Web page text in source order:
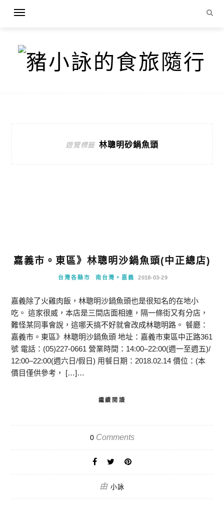
遊覽標籤 林聰明砂鍋魚頭
嘉義市。東區》林聰明沙鍋魚頭(中正總店)
台灣各縣市 南台灣。嘉義 2018-03-29
嘉義除了火雞肉飯，林聰明沙鍋魚頭也是很知名的在地小
吃。 這家很威，本店是三間店面相連，隔一條街又有分店，
難怪某同事會說，這哪天搞不好就會改成林聰明路。 餐廳：
嘉義市。東區》林聰明沙鍋魚頭 地址：嘉義市東區中正路361
號 電話：(05)227-0661 營業時間：14:00–22:00(週一至週五)/
12:00–22:00(週六日/假日) 用餐日期：2018.02.14 價位：(本
價目僅供參考， […]…
繼續閱讀
0Comments
由 小詠